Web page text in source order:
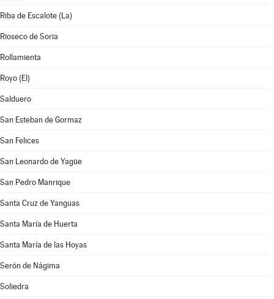
Riba de Escalote (La)
Rioseco de Soria
Rollamienta
Royo (El)
Salduero
San Esteban de Gormaz
San Felices
San Leonardo de Yagüe
San Pedro Manrique
Santa Cruz de Yanguas
Santa María de Huerta
Santa María de las Hoyas
Serón de Nágima
Soliedra